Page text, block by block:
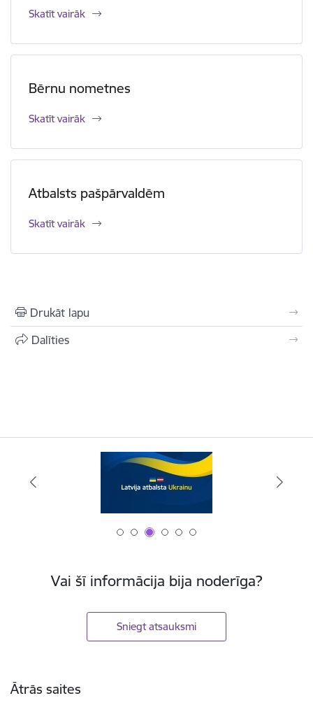
Skatīt vairāk
Bērnu nometnes
Skatīt vairāk
Atbalsts pašpārvaldēm
Skatīt vairāk
Drukāt lapu
Dalīties
Vai šī informācija bija noderīga?
Sniegt atsauksmi
Ātrās saites